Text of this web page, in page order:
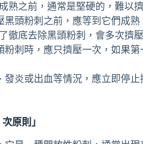
熟之前，通常是堅硬的，難以
頭粉刺之前，應等到它們成
徹底去除黑頭粉刺，會多次擠
刺時，應只擠壓一次，如果
炎或出血等情況，應立即停
原則」